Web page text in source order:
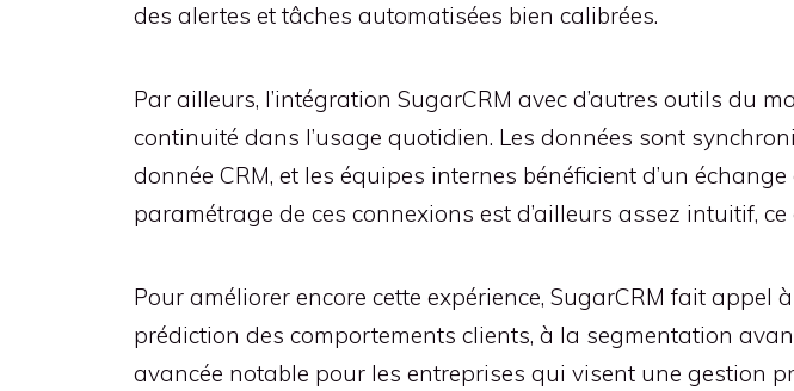
des alertes et tâches automatisées bien calibrées.
Par ailleurs, l’intégration SugarCRM avec d’autres outils du
continuité dans l’usage quotidien. Les données sont
donnée CRM, et les équipes internes bénéficient d’un
paramétrage de ces connexions est d’ailleurs assez intuitif,
Pour améliorer encore cette expérience, SugarCRM fait
prédiction des comportements clients, à la segmentation
avancée notable pour les entreprises qui visent une gestion